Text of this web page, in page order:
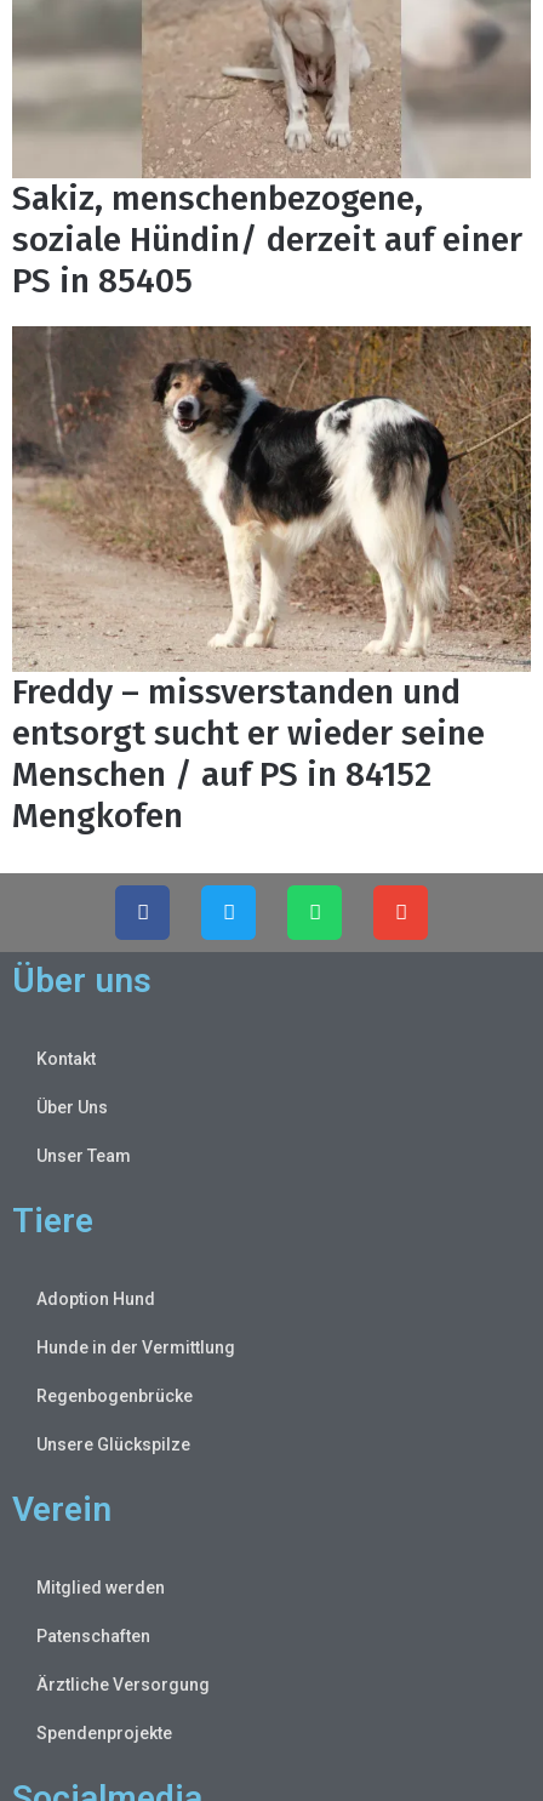
Sakiz, menschenbezogene,
soziale Hündin/ derzeit auf einer
PS in 85405
Freddy – missverstanden und
entsorgt sucht er wieder seine
Menschen / auf PS in 84152
Mengkofen
Über uns
Kontakt
Über Uns
Unser Team
Tiere
Adoption Hund
Hunde in der Vermittlung
Regenbogenbrücke
Unsere Glückspilze
Verein
Mitglied werden
Patenschaften
Ärztliche Versorgung
Spendenprojekte